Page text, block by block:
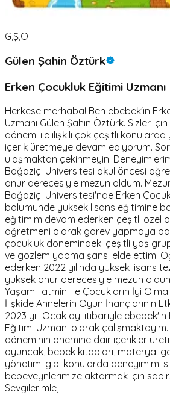
G,Ş,Ö
Gülen Şahin Öztürk
Erken Çocukluk Eğitimi Uzmanı
Herkese merhaba! Ben ebebek'in
Uzmanı Gülen Şahin Öztürk. Sizler
dönemi ile ilişkili çok çeşitli
içerik üretmeye devam ediyorum.
ulaşmaktan çekinmeyin. Deneyimlerim
Boğaziçi Üniversitesi okul öncesi
onur derecesiyle mezun oldum.
Boğaziçi Üniversitesi'nde Erken
bölümünde yüksek lisans eğitimine
eğitimim devam ederken çeşitli özel
öğretmeni olarak görev yapmaya
çocukluk dönemindeki çeşitli yaş
ve gözlem yapma şansı elde ettim.
ederken 2022 yılında yüksek lisans
yüksek onur derecesiyle mezun
Yaşam Tatmini ile Çocukların İyi
İlişkide Annelerin Oyun İnançlarının
2023 yılı Ocak ayı itibariyle
Eğitimi Uzmanı olarak
döneminin önemine dair içerikler
oyuncak, bebek kitapları, materyal
yönetimi gibi konularda deneyimimi
bebeveynlerimize aktarmak için
Sevgilerimle,